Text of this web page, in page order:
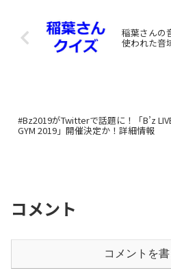
稲葉さんの
使われた音
#Bz2019がTwitterで話題に！「B’z
GYM 2019」開催決定か！詳細情報
コメント
コメントを